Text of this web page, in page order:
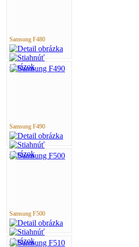
Samsung F480
Samsung F490
Samsung F500